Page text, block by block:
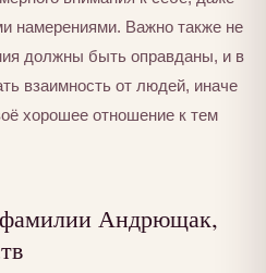
намерениями. Важно также не
должны быть оправданы, и в
взаимность от людей, иначе
хорошее отношение к тем
Андрющак,